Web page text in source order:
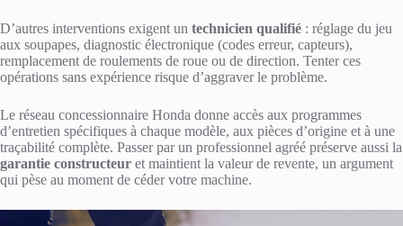
D’autres interventions exigent un technicien qualifié : réglage du jeu
aux soupapes, diagnostic électronique (codes erreur, capteurs),
remplacement de roulements de roue ou de direction. Tenter ces
opérations sans expérience risque d’aggraver le problème.
Le réseau concessionnaire Honda donne accès aux programmes
d’entretien spécifiques à chaque modèle, aux pièces d’origine et à une
traçabilité complète. Passer par un professionnel agréé préserve aussi la
garantie constructeur et maintient la valeur de revente, un argument
qui pèse au moment de céder votre machine.